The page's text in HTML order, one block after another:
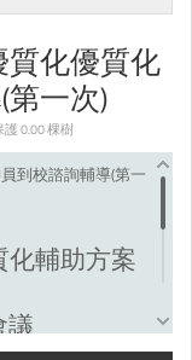
質化優質化
第一次)
0.00 棵樹
到校諮詢輔導(第一
化輔助方案
議